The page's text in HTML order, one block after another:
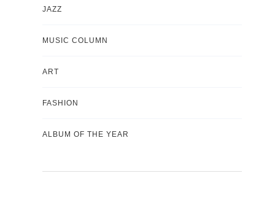
JAZZ
MUSIC COLUMN
ART
FASHION
ALBUM OF THE YEAR